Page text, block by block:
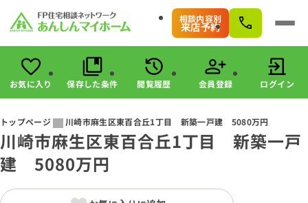
相談内容別
来店予約
会員登録 ログイン
物件検索
駅・路線から探す
こだわりから探す
お気に入り 保存した条件 閲覧履歴 会員登録 ログイン
トップページ 川崎市麻生区東百合丘1丁目 新築一戸建 5080万円
川崎市麻生区東百合丘1丁目 新築一戸
建 5080万円